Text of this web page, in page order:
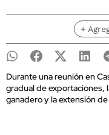
+
Durante una reunión en
gradual de exportaciones,
ganadero y la extensión